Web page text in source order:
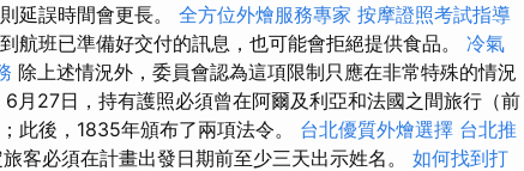
延誤時間會更長。 全方位外燴服務專家 按摩證照考試指導
航班已準備好交付的訊息，也可能會拒絕提供食品。 冷氣
除上述情況外，委員會認為這項限制只應在非常特殊的情況
月27日，持有護照必須曾在阿爾及利亞和法國之間旅行（前
此後，1835年頒布了兩項法令。 台北優質外燴選擇 台北推
客必須在計畫出發日期前至少三天出示姓名。 如何找到打